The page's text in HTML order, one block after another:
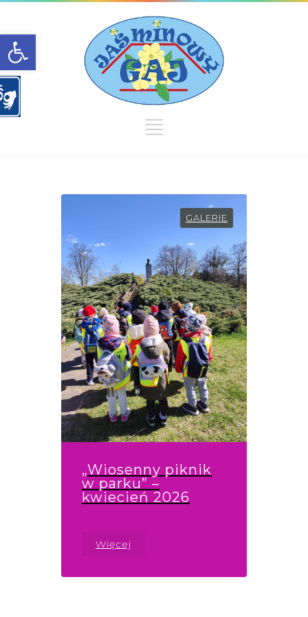
Open toolbar
GALERIE
„Wiosenny piknik
w parku” –
kwiecień 2026
Więcej